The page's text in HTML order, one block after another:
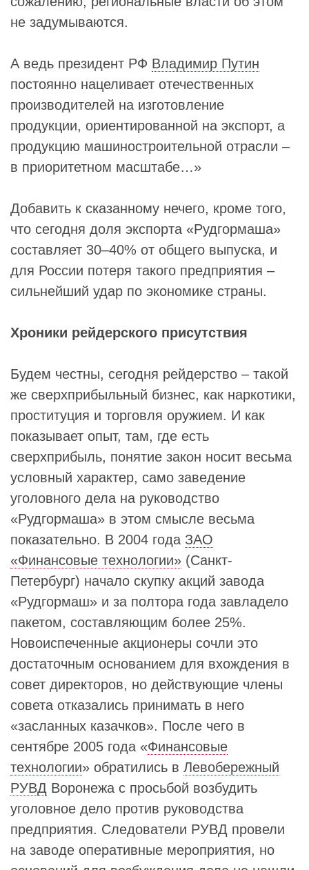
не задумываются.
А ведь президент РФ Владимир Путин
постоянно нацеливает отечественных
производителей на изготовление
продукции, ориентированной на экспорт, а
продукцию машиностроительной отрасли –
в приоритетном масштабе…»
Добавить к сказанному нечего, кроме того,
что сегодня доля экспорта «Рудгормаша»
составляет 30–40% от общего выпуска, и
для России потеря такого предприятия –
сильнейший удар по экономике страны.
Хроники рейдерского присутствия
Будем честны, сегодня рейдерство – такой
же сверхприбыльный бизнес, как наркотики,
проституция и торговля оружием. И как
показывает опыт, там, где есть
сверхприбыль, понятие закон носит весьма
условный характер, само заведение
уголовного дела на руководство
«Рудгормаша» в этом смысле весьма
показательно. В 2004 года ЗАО
«Финансовые технологии» (Санкт-
Петербург) начало скупку акций завода
«Рудгормаш» и за полтора года завладело
пакетом, составляющим более 25%.
Новоиспеченные акционеры сочли это
достаточным основанием для вхождения в
совет директоров, но действующие члены
совета отказались принимать в него
«засланных казачков». После чего в
сентябре 2005 года «Финансовые
технологии» обратились в Левобережный
РУВД Воронежа с просьбой возбудить
уголовное дело против руководства
предприятия. Следователи РУВД провели
на заводе оперативные мероприятия, но